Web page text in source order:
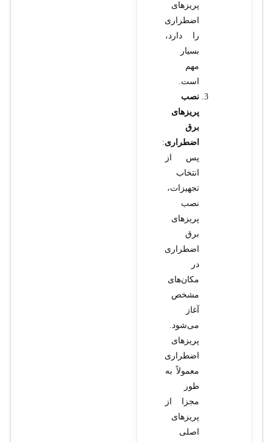
پریزهای
اضطراری
را دارد،
بسیار
مهم
است.
نصب
پریزهای
برق
اضطراری:
پس از
انتخاب
تجهیزات،
نصب
پریزهای
برق
اضطراری
در
مکان‌های
مشخص
آغاز
می‌شود.
پریزهای
اضطراری
معمولاً به
طور
مجزا از
پریزهای
اصلی